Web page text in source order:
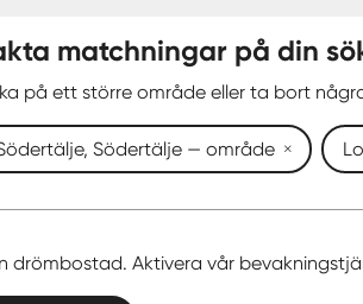
matchningar på din
på ett större område eller ta bort
Södertälje — område
drömbostad. Aktivera vår